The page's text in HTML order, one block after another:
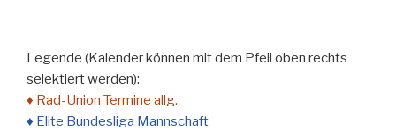
Legende (Kalender können mit dem Pfeil oben rechts
selektiert werden):
♦ Rad-Union Termine allg.
♦ Elite Bundesliga Mannschaft